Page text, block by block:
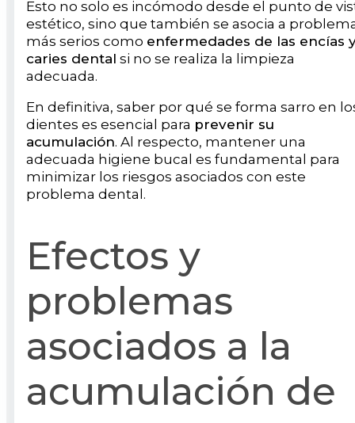
Esto no solo es incómodo desde el punto de
estético, sino que también se asocia a
más serios como enfermedades de las encías
caries dental si no se realiza la limpieza
adecuada.
En definitiva, saber por qué se forma sarro en
dientes es esencial para prevenir su
acumulación. Al respecto, mantener una
adecuada higiene bucal es fundamental para
minimizar los riesgos asociados con este
problema dental.
Efectos y
problemas
asociados a la
acumulación de